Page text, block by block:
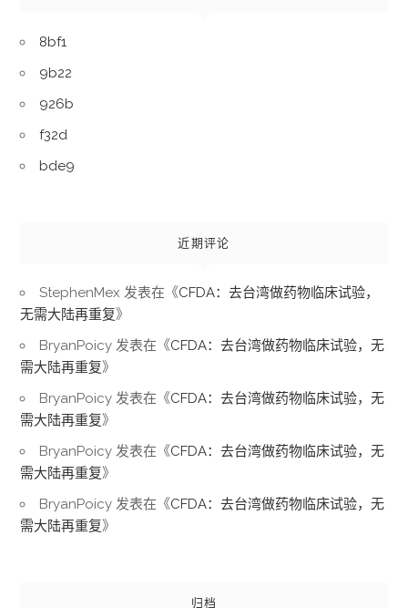
8bf1
9b22
926b
f32d
bde9
近期评论
StephenMex 发表在《CFDA：去台湾做药物临床试验，
无需大陆再重复》
BryanPoicy 发表在《CFDA：去台湾做药物临床试验，无
需大陆再重复》
BryanPoicy 发表在《CFDA：去台湾做药物临床试验，无
需大陆再重复》
BryanPoicy 发表在《CFDA：去台湾做药物临床试验，无
需大陆再重复》
BryanPoicy 发表在《CFDA：去台湾做药物临床试验，无
需大陆再重复》
归档